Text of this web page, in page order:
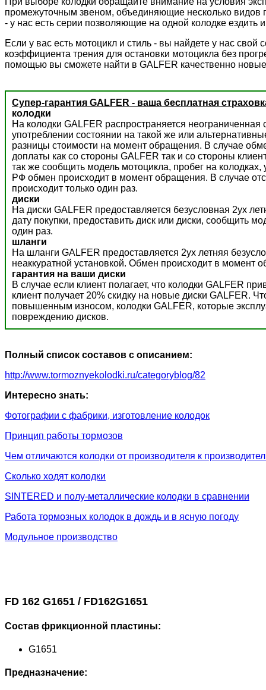
промежуточным звеном, объединяющие несколько видов
- у нас есть серии позволяющие на одной колодке ездить
Если у вас есть мотоцикл и стиль - вы найдете у нас
коэффициента трения для остановки мотоцикла без
помощью вы сможете найти в GALFER качественно
Супер-гарантия GALFER - ваша бесплатная
колодки
На колодки GALFER распространяется
употреблении состоянии на такой же или
разницы стоимости на момент обращения. В случае
доплаты как со стороны GALFER так и со стороны
так же сообщить модель мотоцикла, пробег на
РФ обмен происходит в момент обращения. В случае
происходит только один раз.
диски
На диски GALFER предоставляется безусловная 2ух
дату покупки, предоставить диск или диски, сообщить
один раз.
шланги
На шланги GALFER предоставляется 2ух летняя
неаккуратной установкой. Обмен происходит в момент
гарантия на ваши диски
В случае если клиент полагает, что колодки GALFER
клиент получает 20% скидку на новые диски GALFER.
повышенным износом, колодки GALFER, которые
повреждению дисков.
Полный список составов с описанием:
http://www.tormoznyekolodki.ru/categoryblog/82
Интересно знать:
Фотографии с фабрики, изготовление колодок
Принцип работы тормозов
Чем отличаются колодки от производителя к
Сколько ходят колодки
SINTERED и полу-металлические колодки в сравнении
Работа тормозных колодок в дождь и в ясную погоду
Модульное производство
FD 162 G1651 / FD162G1651
Состав фрикционной пластины:
G1651
Предназначение: